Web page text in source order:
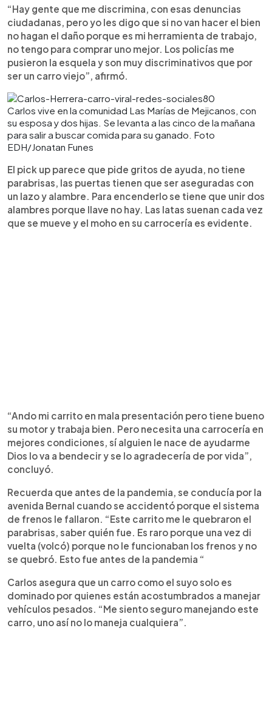
“Hay gente que me discrimina, con esas denuncias
ciudadanas, pero yo les digo que si no van hacer el bien
no hagan el daño porque es mi herramienta de trabajo,
no tengo para comprar uno mejor. Los policías me
pusieron la esquela y son muy discriminativos que por
ser un carro viejo”, afirmó.
Carlos vive en la comunidad Las Marías de Mejicanos, con
su esposa y dos hijas. Se levanta a las cinco de la mañana
para salir a buscar comida para su ganado. Foto
EDH/Jonatan Funes
El pick up parece que pide gritos de ayuda, no tiene
parabrisas, las puertas tienen que ser aseguradas con
un lazo y alambre. Para encenderlo se tiene que unir dos
alambres porque llave no hay. Las latas suenan cada vez
que se mueve y el moho en su carrocería es evidente.
“Ando mi carrito en mala presentación pero tiene bueno
su motor y trabaja bien. Pero necesita una carrocería en
mejores condiciones, sí alguien le nace de ayudarme
Dios lo va a bendecir y se lo agradecería de por vida”,
concluyó.
Recuerda que antes de la pandemia, se conducía por la
avenida Bernal cuando se accidentó porque el sistema
de frenos le fallaron. “Este carrito me le quebraron el
parabrisas, saber quién fue. Es raro porque una vez di
vuelta (volcó) porque no le funcionaban los frenos y no
se quebró. Esto fue antes de la pandemia “
Carlos asegura que un carro como el suyo solo es
dominado por quienes están acostumbrados a manejar
vehículos pesados. “Me siento seguro manejando este
carro, uno así no lo maneja cualquiera”.